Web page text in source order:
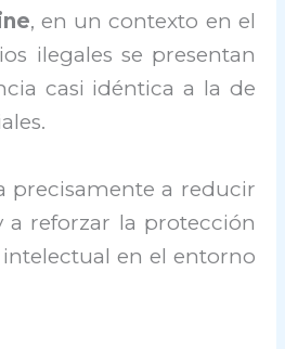
, en un contexto en el
ilegales se presentan
casi idéntica a la de
precisamente a reducir
a reforzar la protección
en el entorno